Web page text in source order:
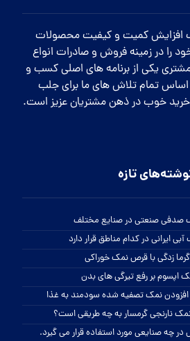
افزایش کمیت و کیفیت محصولات
را در زمینه فروش و صادرات انواع
یکی از برنامه های اصلی کسب و
اساس تمام تلاش های ما برای جلب
خوب در ذهن مشتریان عزیز است.
تازه
صدفی صنعتی در صنایع مختلف
ایرانی در کدام مناطق قرار دارد
زدگی با قرص نمک خوراکی
اپسوم بر رفع تیرگی های بدن
افزودن نمک تصفیه شده سودمند به غذا
نارنجی گرمسار به چه طریقی است؟
چه صنایعی مورد استفاده قرار می گیرد.